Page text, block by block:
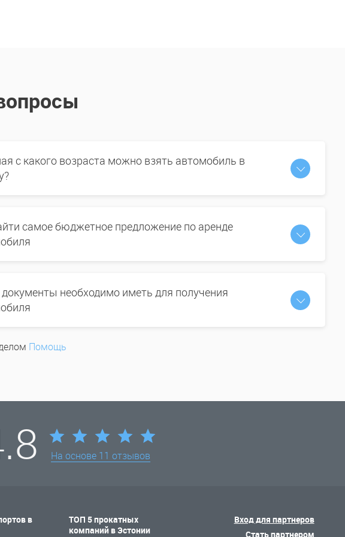
с какого возраста можно взять автомобиль в
самое бюджетное предложение по аренде
необходимо иметь для получения
Помощь
На основе 11 отзывов
в
ТОП 5 прокатных
компаний в Эстонии
Вход для партнеров
Стать партнером